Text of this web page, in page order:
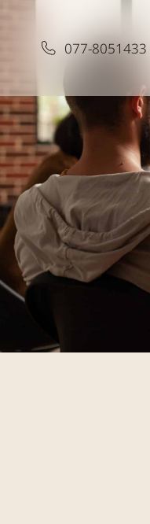
077-8051433